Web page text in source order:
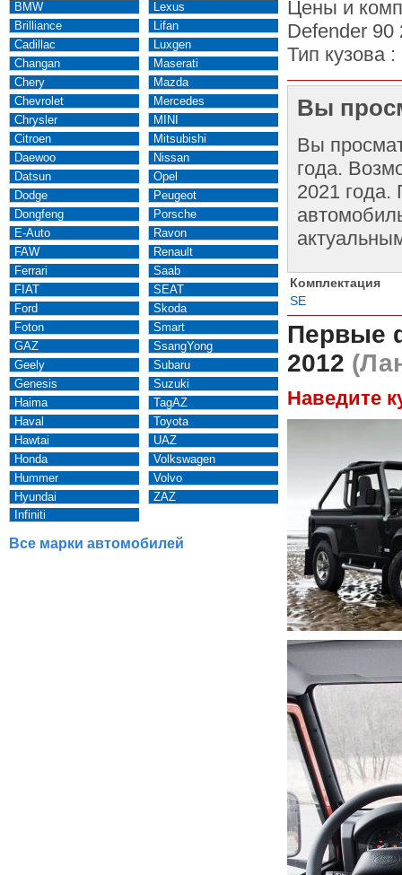
BMW
Brilliance
Cadillac
Changan
Chery
Chevrolet
Chrysler
Citroen
Daewoo
Datsun
Dodge
Dongfeng
E-Auto
FAW
Ferrari
FIAT
Ford
Foton
GAZ
Geely
Genesis
Haima
Haval
Hawtai
Honda
Hummer
Hyundai
Infiniti
Lexus
Lifan
Luxgen
Maserati
Mazda
Mercedes
MINI
Mitsubishi
Nissan
Opel
Peugeot
Porsche
Ravon
Renault
Saab
SEAT
Skoda
Smart
SsangYong
Subaru
Suzuki
TagAZ
Toyota
UAZ
Volkswagen
Volvo
ZAZ
Все марки автомобилей
Цены и
Defender 90
Тип кузова :
Вы
Вы
года.
2021 года.
Комплектация
SE
Первые
2012
Наведите